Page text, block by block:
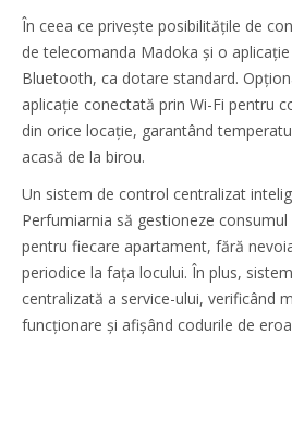
În ceea ce privește posibilitățile de
de telecomanda Madoka și o
Bluetooth, ca dotare standard.
aplicație conectată prin Wi-Fi pentru
din orice locație, garantând
acasă de la birou.
Un sistem de control centralizat
Perfumiarnia să gestioneze
pentru fiecare apartament, fără
periodice la fața locului. În plus,
centralizată a service-ului, verificând
funcționare și afișând codurile de